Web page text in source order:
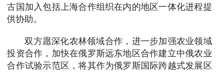
古国加入包括上海合作组织在内的地区一体化进程提
供协助。
双方愿深化农林领域合作，进一步加强农业领域
投资合作，加快在俄罗斯远东地区合作建立中俄农业
合作试验示范区，将其作为俄罗斯国际跨越式发展区